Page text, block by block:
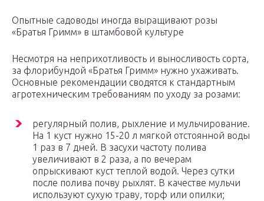
Опытные садоводы иногда выращивают розы
«Братья Гримм» в штамбовой культуре
Несмотря на неприхотливость и выносливость сорта,
за флорибундой «Братья Гримм» нужно ухаживать.
Основные рекомендации сводятся к стандартным
агротехническим требованиям по уходу за розами:
регулярный полив, рыхление и мульчирование.
На 1 куст нужно 15-20 л мягкой отстоянной воды
1 раз в 7 дней. В засухи частоту полива
увеличивают в 2 раза, а по вечерам
опрыскивают куст теплой водой. Через сутки
после полива почву рыхлят. В качестве мульчи
используют сухую траву, торф или опилки;